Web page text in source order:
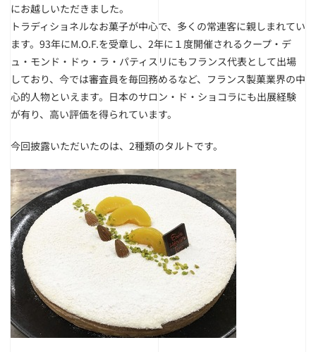
にお越しいただきました。
トラディショネルなお菓子が中心で、多くの常連客に親しまれてい
ます。93年にM.O.F.を受章し、2年に１度開催されるクープ・デ
ュ・モンド・ドゥ・ラ・パティスリにもフランス代表として出場
しており、今では審査員を毎回務めるなど、フランス製菓業界の中
心的人物といえます。日本のサロン・ド・ショコラにも出展経験
が有り、高い評価を得られています。
今回披露いただいたのは、2種類のタルトです。